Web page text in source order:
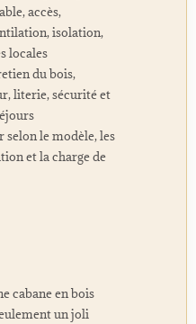
accès,
isolation,
locales
du bois,
literie, sécurité et
selon le modèle, les
et la charge de
cabane en bois
un joli